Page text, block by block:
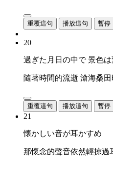
重覆這句 播放這句 暫停
20
過ぎた月日の中で 景色
隨著時間的流逝 滄海桑
重覆這句 播放這句 暫停
21
懐かしい音が耳かすめ
那懷念的聲音依然輕掠過